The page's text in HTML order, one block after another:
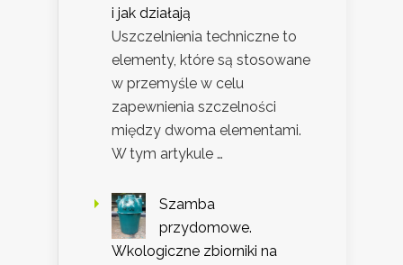
i jak działają
Uszczelnienia techniczne to
elementy, które są stosowane
w przemyśle w celu
zapewnienia szczelności
między dwoma elementami.
W tym artykule …
Szamba
przydomowe.
Wkologiczne zbiorniki na